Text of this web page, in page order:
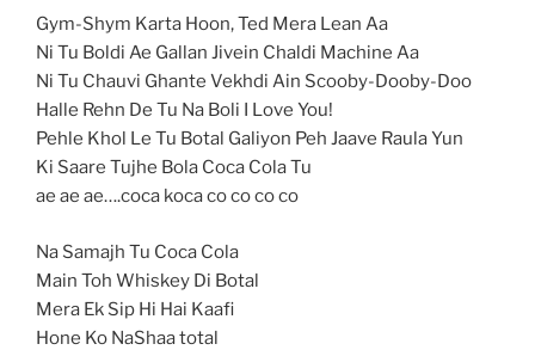
Gym-Shym Karta Hoon, Ted Mera Lean Aa
Ni Tu Boldi Ae Gallan Jivein Chaldi Machine Aa
Ni Tu Chauvi Ghante Vekhdi Ain Scooby-Dooby-Doo
Halle Rehn De Tu Na Boli I Love You!
Pehle Khol Le Tu Botal Galiyon Peh Jaave Raula Yun
Ki Saare Tujhe Bola Coca Cola Tu
ae ae ae….coca koca co co co co
Na Samajh Tu Coca Cola
Main Toh Whiskey Di Botal
Mera Ek Sip Hi Hai Kaafi
Hone Ko NaShaa total